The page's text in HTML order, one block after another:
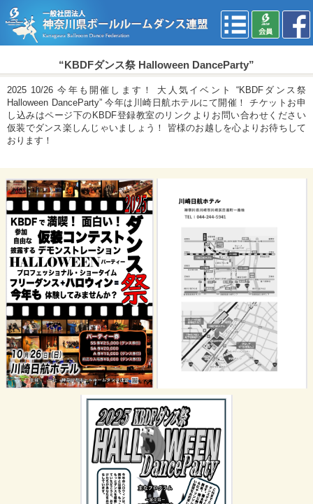
“KBDFダンス祭 Halloween DanceParty”
2025 10/26 今年も開催します！ 大人気イベント “KBDFダンス祭
Halloween DanceParty” 今年は川崎日航ホテルにて開催！ チケットお申
し込みはページ下のKBDF登録教室のリンクよりお問い合わせください
仮装でダンス楽しんじゃいましょう！ 皆様のお越しを心よりお待ちして
おります！